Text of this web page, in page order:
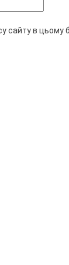
сайту в цьому